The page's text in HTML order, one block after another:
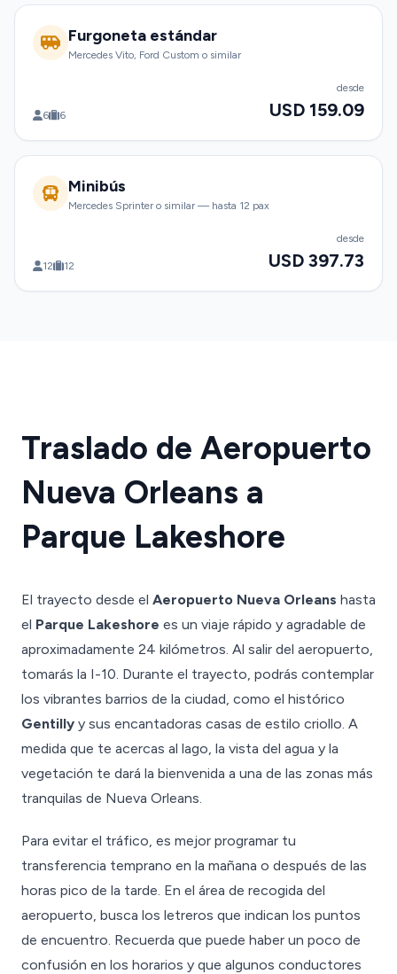
Furgoneta estándar
Mercedes Vito, Ford Custom o similar
6 6
desde
USD 159.09
Minibús
Mercedes Sprinter o similar — hasta 12 pax
12 12
desde
USD 397.73
Traslado de Aeropuerto
Nueva Orleans a
Parque Lakeshore
El trayecto desde el Aeropuerto Nueva Orleans hasta
el Parque Lakeshore es un viaje rápido y agradable de
aproximadamente 24 kilómetros. Al salir del aeropuerto,
tomarás la I-10. Durante el trayecto, podrás contemplar
los vibrantes barrios de la ciudad, como el histórico
Gentilly y sus encantadoras casas de estilo criollo. A
medida que te acercas al lago, la vista del agua y la
vegetación te dará la bienvenida a una de las zonas más
tranquilas de Nueva Orleans.
Para evitar el tráfico, es mejor programar tu
transferencia temprano en la mañana o después de las
horas pico de la tarde. En el área de recogida del
aeropuerto, busca los letreros que indican los puntos
de encuentro. Recuerda que puede haber un poco de
confusión en los horarios y que algunos conductores